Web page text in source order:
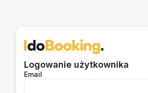
Logowanie użytkownika
Email